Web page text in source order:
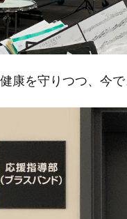
康を守りつつ、今